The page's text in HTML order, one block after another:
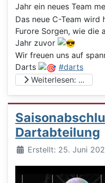
Jahr ein neues Team
Das neue C-Team
Furore Sorgen, wie die
Jahr zuvor
Wir freuen uns auf
Darts
#darts
Weiterlesen: ...
Dartabteilung
DetailsErstellt: 25. Juni